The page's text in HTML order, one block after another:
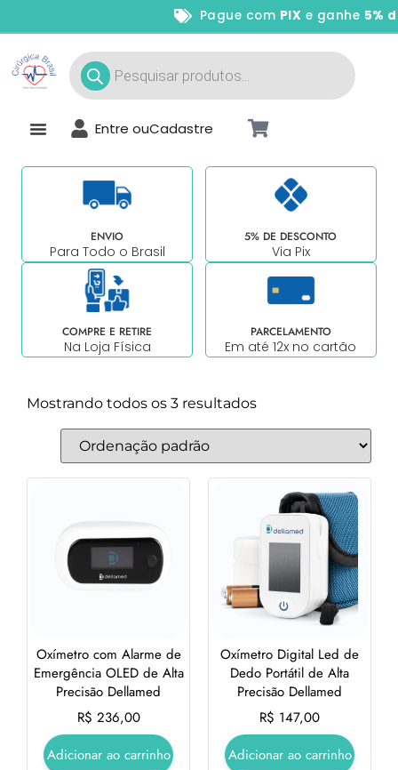
Pague comPIXe ganhe5%
Entre ouCadastre
ENVIO
Para Todo o Brasil
5% DE DESCONTO
Via Pix
COMPRE E RETIRE
Na Loja Física
PARCELAMENTO
Em até 12x no cartão
Mostrando todos os 3 resultados
Oxímetro com Alarme de
Emergência OLED de Alta
Precisão Dellamed
R$ 236,00
Adicionar ao carrinho
Oxímetro Digital Led de
Dedo Portátil de Alta
Precisão Dellamed
R$ 147,00
Adicionar ao carrinho